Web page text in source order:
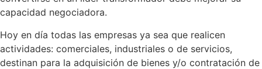
capacidad negociadora.
Hoy en día todas las empresas ya sea que realicen
actividades: comerciales, industriales o de servicios,
destinan para la adquisición de bienes y/o contratación de